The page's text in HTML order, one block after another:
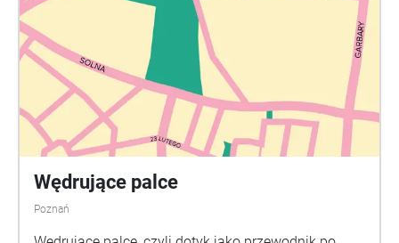
Wędrujące palce
Poznań